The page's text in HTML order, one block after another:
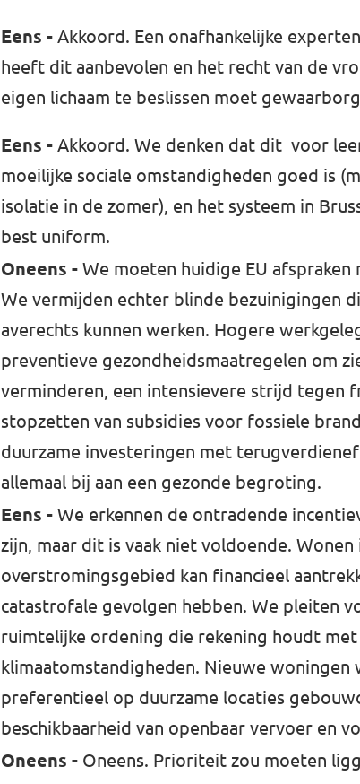
Eens - Akkoord. Een onafhankelijke
heeft dit aanbevolen en het recht van de
eigen lichaam te beslissen moet
Eens - Akkoord. We denken dat dit voor
moeilijke sociale omstandigheden goed is
isolatie in de zomer), en het systeem in
best uniform.
Oneens - We moeten huidige EU afspraken
We vermijden echter blinde bezuinigingen
averechts kunnen werken. Hogere
preventieve gezondheidsmaatregelen om
verminderen, een intensievere strijd tegen
stopzetten van subsidies voor fossiele
duurzame investeringen met
allemaal bij aan een gezonde begroting.
Eens - We erkennen de ontradende
zijn, maar dit is vaak niet voldoende. Wonen
overstromingsgebied kan financieel
catastrofale gevolgen hebben. We pleiten
ruimtelijke ordening die rekening houdt
klimaatomstandigheden. Nieuwe woningen
preferentieel op duurzame locaties
beschikbaarheid van openbaar vervoer en
Oneens - Oneens. Prioriteit zou moeten